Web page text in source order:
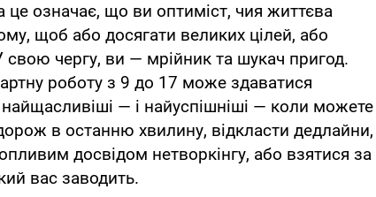
це означає, що ви оптиміст, чия життєва
щоб або досягати великих цілей, або
свою чергу, ви — мрійник та шукач пригод.
роботу з 9 до 17 може здаватися
— і найуспішніші — коли можете
в останню хвилину, відкласти дедлайни,
досвідом нетворкінгу, або взятися за
вас заводить.